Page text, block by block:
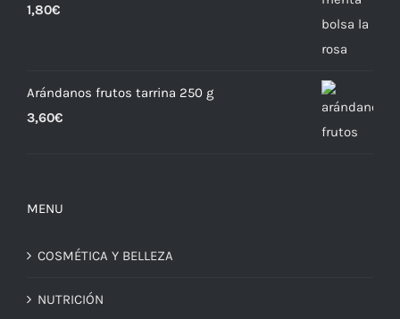
1,80€
Arándanos frutos tarrina 250 g
3,60€
MENU
COSMÉTICA Y BELLEZA
NUTRICIÓN